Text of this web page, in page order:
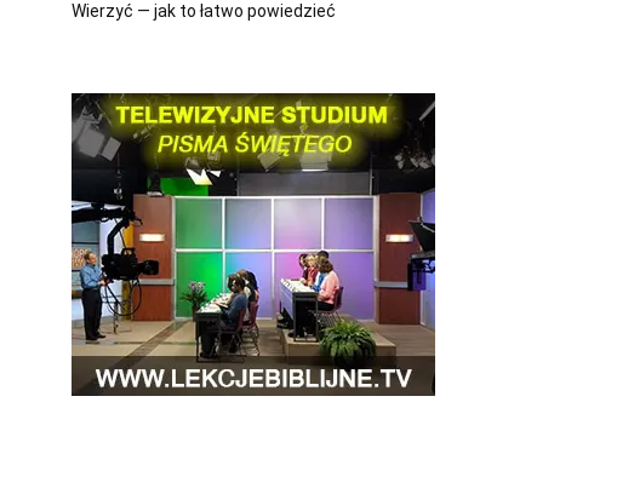
Wierzyć — jak to łatwo powiedzieć